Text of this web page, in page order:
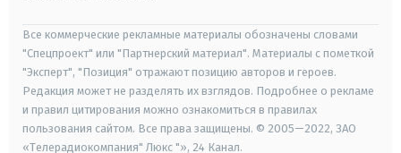
Все коммерческие рекламные материалы обозначены словами
"Спецпроект" или "Партнерский материал". Материалы с пометкой
"Эксперт", "Позиция" отражают позицию авторов и героев.
Редакция может не разделять их взглядов. Подробнее о рекламе
и правил цитирования можно ознакомиться в правилах
пользования сайтом. Все права защищены. © 2005—2022, ЗАО
«Телерадиокомпания" Люкс "», 24 Канал.